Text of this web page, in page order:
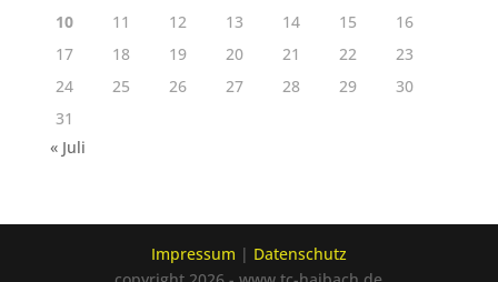
10
11 12 13 14 15
16
17
18 19 20 21 22
23
24
25 26 27 28 29
30
31
« Juli
Impressum | Datenschutz